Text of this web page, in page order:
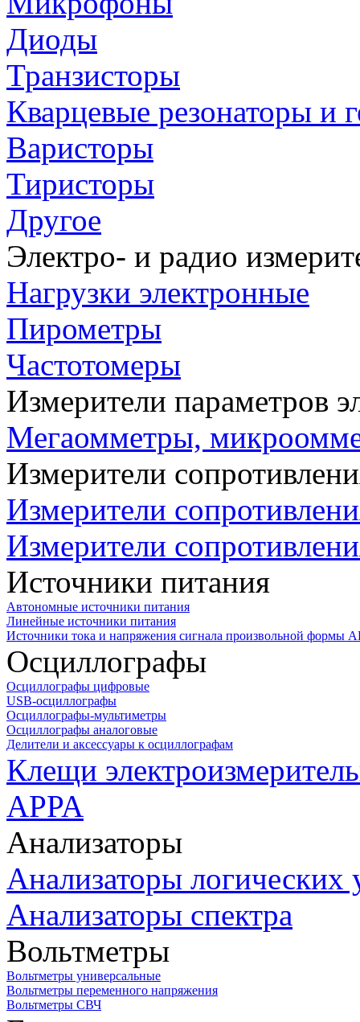
Диоды
Транзисторы
Кварцевые резонаторы и
Варисторы
Тиристоры
Другое
Электро- и радио
Нагрузки электронные
Пирометры
Частотомеры
Измерители параметров
Мегаомметры,
Измерители
Измерители
Измерители
Источники питания
Автономные источники питания
Линейные источники питания
Источники тока и напряжения сигнала произвольной формы
Осциллографы
Осциллографы цифровые
USB-осциллографы
Осциллографы-мультиметры
Осциллографы аналоговые
Делители и аксессуары к осциллографам
Клещи
APPA
Анализаторы
Анализаторы логических
Анализаторы спектра
Вольтметры
Вольтметры универсальные
Вольтметры переменного напряжения
Вольтметры СВЧ